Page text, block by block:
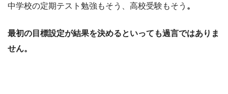
中学校の定期テスト勉強もそう、高校受験もそう 。
最初の目標設定が結果を決めるといっても過言ではありま
せん。